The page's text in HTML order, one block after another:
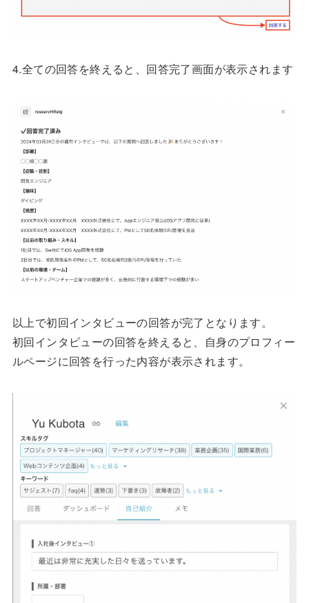
4.全ての回答を終えると、回答完了画面が表示されます
以上で初回インタビューの回答が完了となります。
初回インタビューの回答を終えると、自身のプロフィー
ルページに回答を行った内容が表示されます。